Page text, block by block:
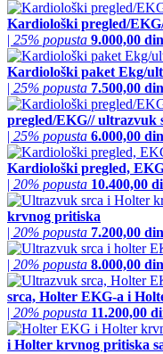
Kardiološki pregled/
| 25% popusta 9.000,00 din
Kardiološki paket Ekg/
| 25% popusta 7.500,00 din
pregled/EKG// ultrazvuk
| 25% popusta 6.000,00 din
Kardiološki pregled,
| 20% popusta 10.400,00
krvnog pritiska
| 20% popusta 7.200,00 din
| 20% popusta 8.000,00 din
srca, Holter EKG-a i
| 20% popusta 11.200,00
i Holter krvnog pritiska